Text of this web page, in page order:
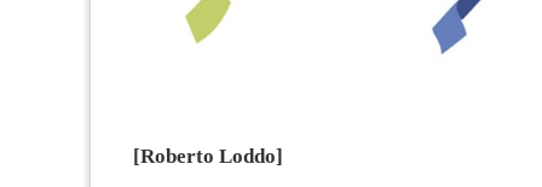
[Roberto Loddo]